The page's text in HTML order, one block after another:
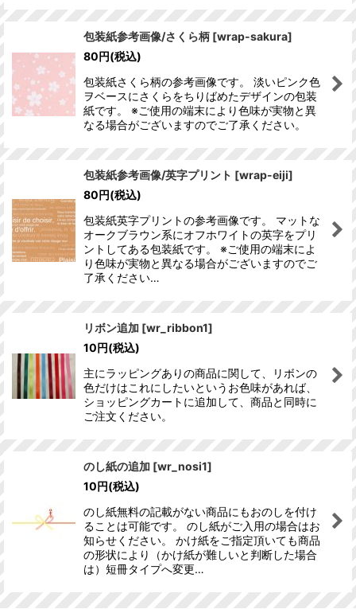
包装紙参考画像/さくら柄 [wrap-sakura]
80円(税込)
包装紙さくら柄の参考画像です。 淡いピンク色
ヲベースにさくらをちりばめたデザインの包装
紙です。 ※ご使用の端末により色味が実物と異
なる場合がございますのでご了承ください。
包装紙参考画像/英字プリント [wrap-eiji]
80円(税込)
包装紙英字プリントの参考画像です。 マットな
オークブラウン系にオフホワイトの英字をプリ
ントしてある包装紙です。 ※ご使用の端末によ
り色味が実物と異なる場合がございますのでご
了承ください…
リボン追加 [wr_ribbon1]
10円(税込)
主にラッピングありの商品に関して、リボンの
色だけはこれにしたいというお色味があれば、
ショッピングカートに追加して、商品と同時に
ご注文ください。
のし紙の追加 [wr_nosi1]
10円(税込)
のし紙無料の記載がない商品にもおのしを付け
ることは可能です。 のし紙がご入用の場合はお
知らせください。 かけ紙をご指定頂いても商品
の形状により（かけ紙が難しいと判断した場合
は）短冊タイプへ変更…